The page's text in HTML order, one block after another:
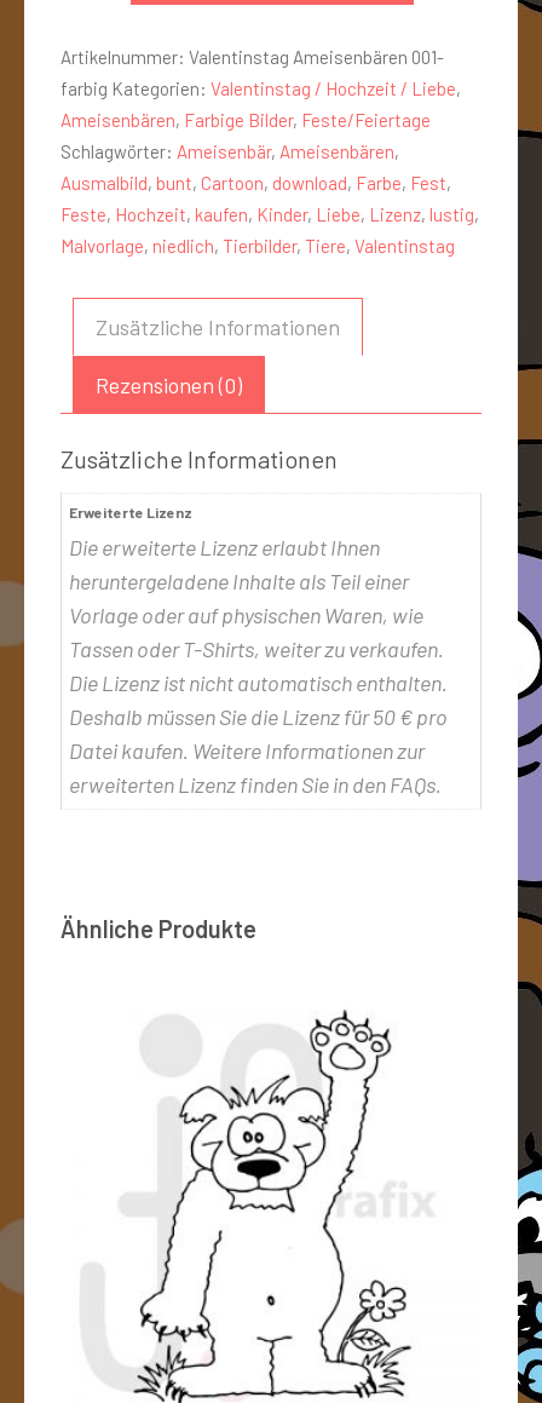
Artikelnummer: Valentinstag Ameisenbären 001-
farbig Kategorien: Valentinstag / Hochzeit / Liebe,
Ameisenbären, Farbige Bilder, Feste/Feiertage
Schlagwörter: Ameisenbär, Ameisenbären,
Ausmalbild, bunt, Cartoon, download, Farbe, Fest,
Feste, Hochzeit, kaufen, Kinder, Liebe, Lizenz, lustig,
Malvorlage, niedlich, Tierbilder, Tiere, Valentinstag
Zusätzliche Informationen
Rezensionen (0)
Zusätzliche Informationen
Erweiterte Lizenz
Die erweiterte Lizenz erlaubt Ihnen
heruntergeladene Inhalte als Teil einer
Vorlage oder auf physischen Waren, wie
Tassen oder T-Shirts, weiter zu verkaufen.
Die Lizenz ist nicht automatisch enthalten.
Deshalb müssen Sie die Lizenz für 50 € pro
Datei kaufen. Weitere Informationen zur
erweiterten Lizenz finden Sie in den FAQs.
Ähnliche Produkte